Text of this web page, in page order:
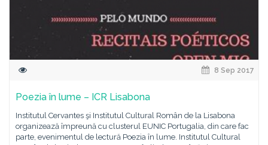
8 Sep 2017
Poezia în lume – ICR Lisabona
Institutul Cervantes şi Institutul Cultural Român de la Lisabona
organizează împreună cu clusterul EUNIC Portugalia, din care fac
parte, evenimentul de lectură Poezia în lume. Institutul Cultural